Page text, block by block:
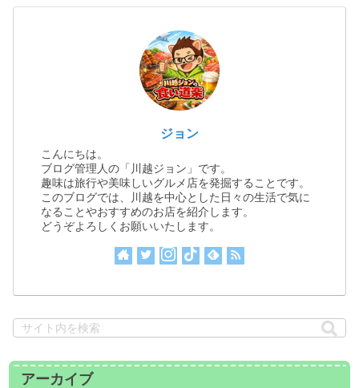
ジョン
こんにちは。
ブログ管理人の「川越ジョン」です。
趣味は旅行や美味しいグルメ店を発掘することです。
このブログでは、川越を中心とした日々の生活で気に
なることやおすすめのお店を紹介します。
どうぞよろしくお願いいたします。
アーカイブ